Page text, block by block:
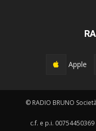
Apple
© RADIO BRUNO
c.f. e p.i. 00754450369